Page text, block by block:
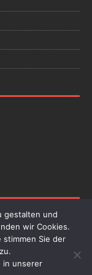
gestalten und
wir Cookies.
Sie der
in unserer